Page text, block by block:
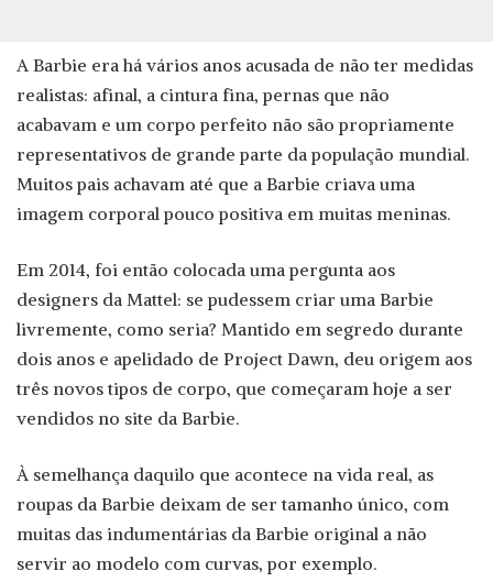
A Barbie era há vários anos acusada de não ter medidas
realistas: afinal, a cintura fina, pernas que não
acabavam e um corpo perfeito não são propriamente
representativos de grande parte da população mundial.
Muitos pais achavam até que a Barbie criava uma
imagem corporal pouco positiva em muitas meninas.
Em 2014, foi então colocada uma pergunta aos
designers da Mattel: se pudessem criar uma Barbie
livremente, como seria? Mantido em segredo durante
dois anos e apelidado de Project Dawn, deu origem aos
três novos tipos de corpo, que começaram hoje a ser
vendidos no site da Barbie.
À semelhança daquilo que acontece na vida real, as
roupas da Barbie deixam de ser tamanho único, com
muitas das indumentárias da Barbie original a não
servir ao modelo com curvas, por exemplo.